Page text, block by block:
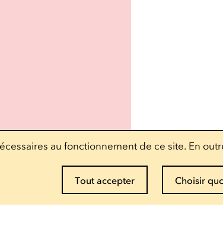
au fonctionnement de ce site. En
Tout accepter Choisir